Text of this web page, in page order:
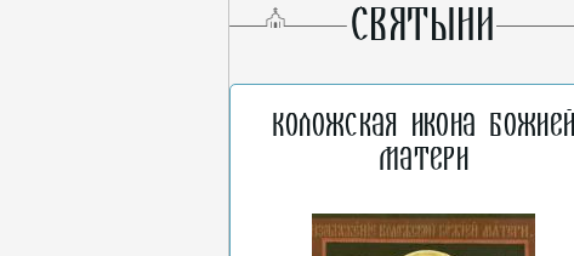
СВЯТЫНИ
Коложская икона
Матери